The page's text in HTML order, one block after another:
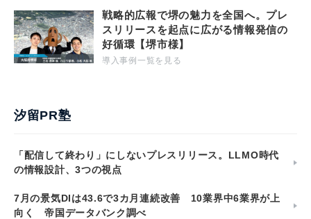
戦略的広報で堺の魅力を全国へ。プレ
スリリースを起点に広がる情報発信の
好循環【堺市様】
導入事例一覧を見る
汐留PR塾
「配信して終わり」にしないプレスリリース。LLMO時代
の情報設計、3つの視点
7月の景気DIは43.6で3カ月連続改善 10業界中6業界が上
向く 帝国データバンク調べ